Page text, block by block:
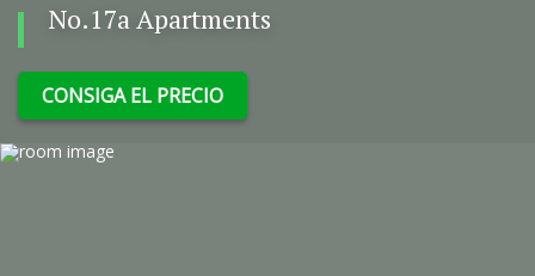
No.17a Apartments
CONSIGA EL PRECIO